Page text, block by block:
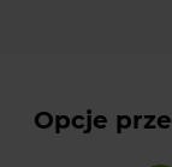
Opcje